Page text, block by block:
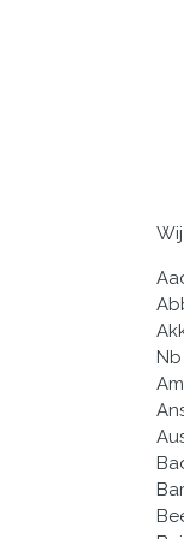
Aadorp Aagtekerke Aalden Aalsmeer Aalsmeerderbrug Aalst-Gld Aalten Aalzum Aardenburg Aarlanderveen Aarlerixtel Aartswoud Abbekerk Abbenbroek Abbenes Abcoude Achlum Achterveld Achthuizen Achtmaal